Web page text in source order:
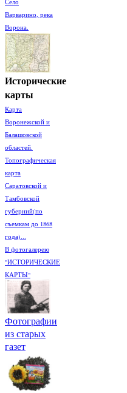
Село
Варварино, река
Ворона.
Исторические
карты
Карта
Воронежской и
Балашовской
областей.
Топографическая
карта
Саратовской и
Тамбовской
губерний(по
съемкам до 1868
года)...
В фотогалерею
"ИСТОРИЧЕСКИЕ
КАРТЫ"
Фотографии
из старых
газет